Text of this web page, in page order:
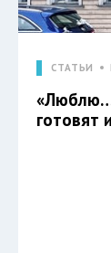
СТАТЬИ
готовят